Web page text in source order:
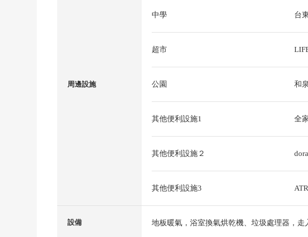
周邊設施
中學 台
超市
公園 和
其他便利設施1 全
其他便利設施２
其他便利設施3
設備 地板暖氣，浴室換氣烘乾機、垃圾處理器，走